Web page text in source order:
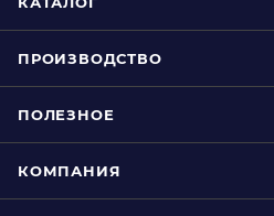
ПРОИЗВОДСТВО
ПОЛЕЗНОЕ
КОМПАНИЯ